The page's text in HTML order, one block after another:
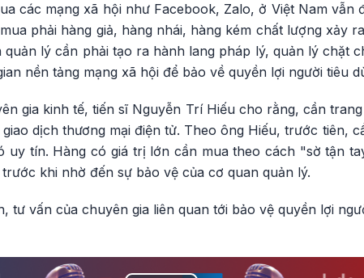
các mạng xã hội như Facebook, Zalo, ở Việt Nam vẫn
phải hàng giả, hàng nhái, hàng kém chất lượng xảy
quản lý cần phải tạo ra hành lang pháp lý, quản lý chặt
nền tảng mạng xã hội để bảo về quyền lợi người tiêu
gia kinh tế, tiến sĩ Nguyễn Trí Hiếu cho rằng, cần
dịch thương mại điện tử. Theo ông Hiếu, trước tiên,
uy tín. Hàng có giá trị lớn cần mua theo cách "sờ tận
khi nhờ đến sự bảo vệ của cơ quan quản lý.
tư vấn của chuyên gia liên quan tới bảo vệ quyền lợi